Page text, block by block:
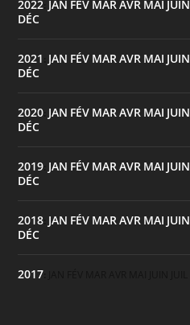
2022 JAN FÉV MAR AVR MAI JUIN
DÉC
2021 JAN FÉV MAR AVR MAI JUIN
DÉC
2020 JAN FÉV MAR AVR MAI JUIN
DÉC
2019 JAN FÉV MAR AVR MAI JUIN
DÉC
2018 JAN FÉV MAR AVR MAI JUIN
DÉC
2017